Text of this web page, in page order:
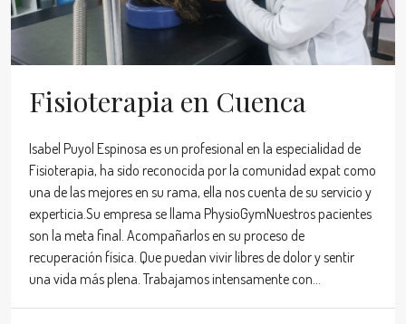
Fisioterapia en Cuenca
Isabel Puyol Espinosa es un profesional en la especialidad de
Fisioterapia, ha sido reconocida por la comunidad expat como
una de las mejores en su rama, ella nos cuenta de su servicio y
experticia.Su empresa se llama PhysioGymNuestros pacientes
son la meta final. Acompañarlos en su proceso de
recuperación física. Que puedan vivir libres de dolor y sentir
una vida más plena. Trabajamos intensamente con...